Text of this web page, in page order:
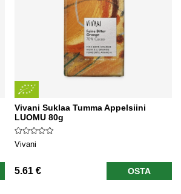
Vivani Suklaa Tumma Appelsiini
LUOMU 80g
Vivani
5.61 € OSTA